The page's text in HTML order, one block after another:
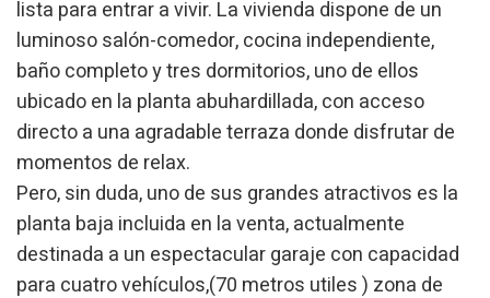
lista para entrar a vivir. La vivienda dispone de un
luminoso salón-comedor, cocina independiente,
baño completo y tres dormitorios, uno de ellos
ubicado en la planta abuhardillada, con acceso
directo a una agradable terraza donde disfrutar de
momentos de relax.
Pero, sin duda, uno de sus grandes atractivos es la
planta baja incluida en la venta, actualmente
destinada a un espectacular garaje con capacidad
para cuatro vehículos,(70 metros utiles ) zona de